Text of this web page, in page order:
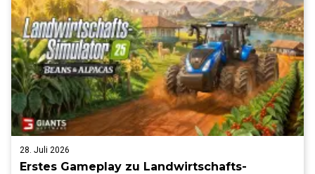
28. Juli 2026
Erstes Gameplay zu Landwirtschafts-